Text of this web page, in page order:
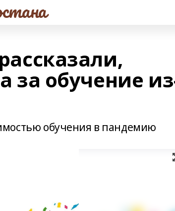
за обучение
обучения в пандемию